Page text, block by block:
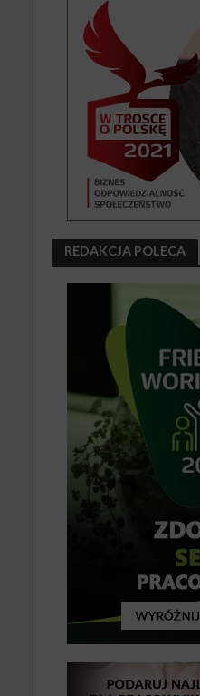
REDAKCJA POLECA